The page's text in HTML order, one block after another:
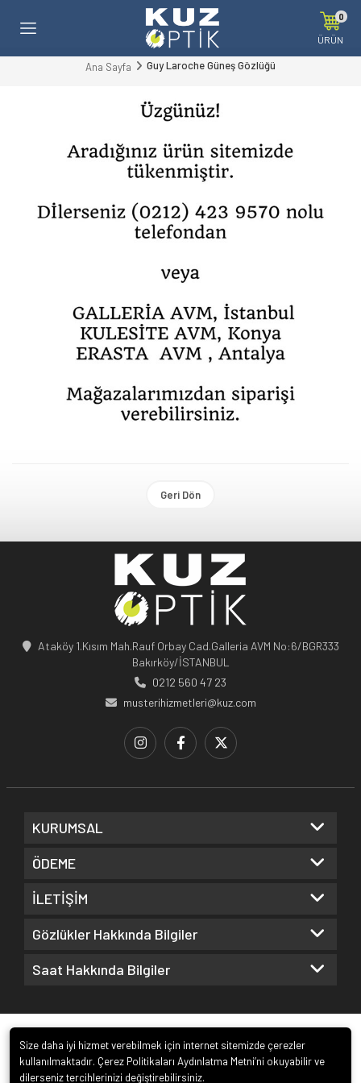
0
ÜRÜN
Ana Sayfa Guy Laroche Güneş Gözlüğü
Geri Dön
Ataköy 1.Kısım Mah.Rauf Orbay Cad.Galleria AVM No:6/BGR333
Bakırköy/İSTANBUL
0212 560 47 23
musterihizmetleri@kuz.com
KURUMSAL
ÖDEME
İLETİŞİM
Gözlükler Hakkında Bilgiler
Saat Hakkında Bilgiler
Size daha iyi hizmet verebilmek için internet sitemizde çerezler
kullanılmaktadır. Çerez Politikaları Aydınlatma Metni’ni okuyabilir ve
dilerseniz tercihlerinizi değiştirebilirsiniz.